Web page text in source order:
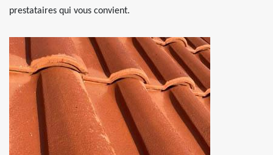
prestataires qui vous convient.